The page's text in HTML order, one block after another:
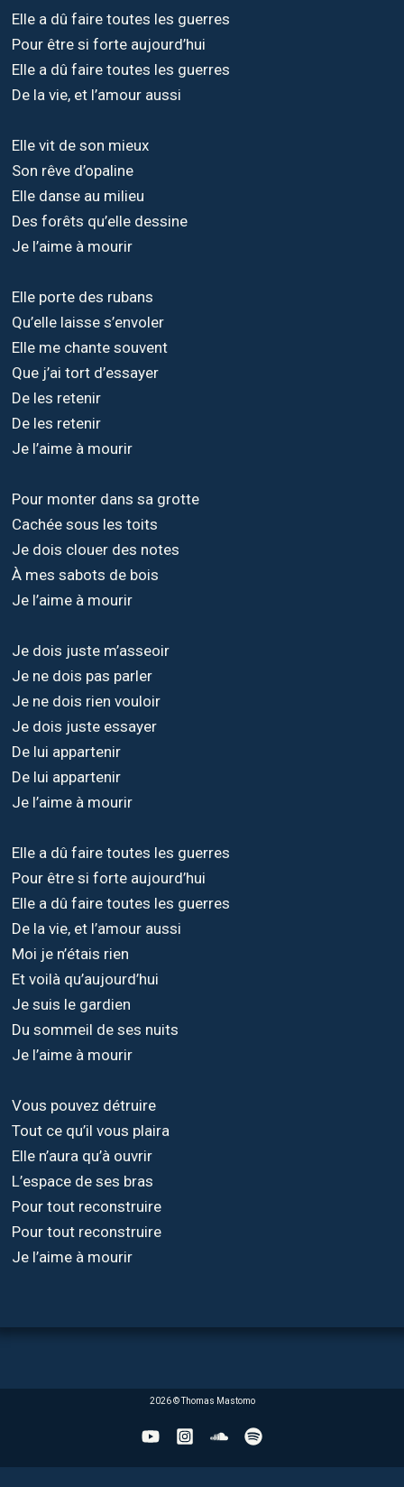
Elle a dû faire toutes les guerres
Pour être si forte aujourd’hui
Elle a dû faire toutes les guerres
De la vie, et l’amour aussi
Elle vit de son mieux
Son rêve d’opaline
Elle danse au milieu
Des forêts qu’elle dessine
Je l’aime à mourir
Elle porte des rubans
Qu’elle laisse s’envoler
Elle me chante souvent
Que j’ai tort d’essayer
De les retenir
De les retenir
Je l’aime à mourir
Pour monter dans sa grotte
Cachée sous les toits
Je dois clouer des notes
À mes sabots de bois
Je l’aime à mourir
Je dois juste m’asseoir
Je ne dois pas parler
Je ne dois rien vouloir
Je dois juste essayer
De lui appartenir
De lui appartenir
Je l’aime à mourir
Elle a dû faire toutes les guerres
Pour être si forte aujourd’hui
Elle a dû faire toutes les guerres
De la vie, et l’amour aussi
Moi je n’étais rien
Et voilà qu’aujourd’hui
Je suis le gardien
Du sommeil de ses nuits
Je l’aime à mourir
Vous pouvez détruire
Tout ce qu’il vous plaira
Elle n’aura qu’à ouvrir
L’espace de ses bras
Pour tout reconstruire
Pour tout reconstruire
Je l’aime à mourir
2026 © Thomas Mastomo